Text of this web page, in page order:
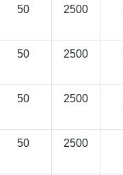
50 2500
50 2500
50 2500
50 2500